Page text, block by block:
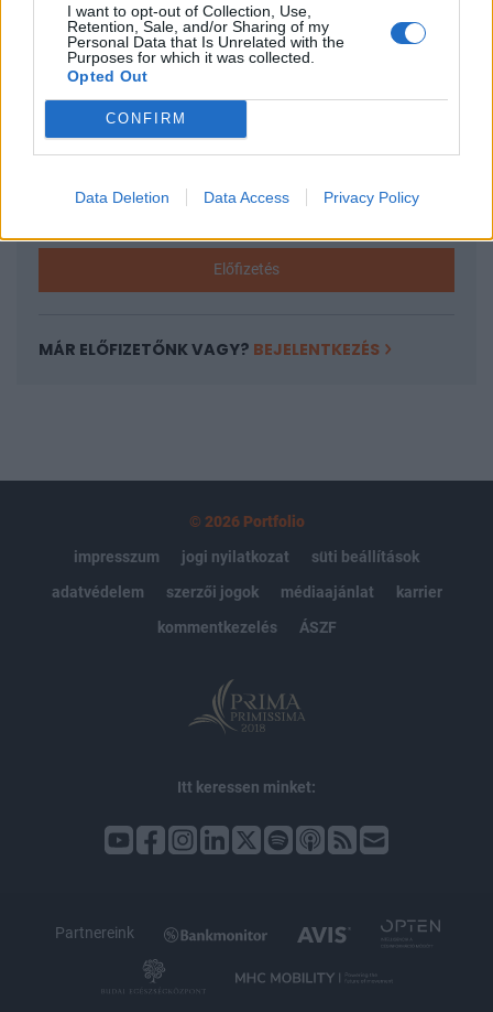
I want to opt-out of Collection, Use,
Retention, Sale, and/or Sharing of my
Personal Data that Is Unrelated with the
Purposes for which it was collected.
Opted Out
CONFIRM
Data Deletion Data Access Privacy Policy
A keresett cikk a portfolio.hu hírarchívumához
tartozik, melynek olvasása előfizetéses
regisztrációhoz kötött.
Az előfizetés a következőket tartalmazza:
Portfolio.hu teljes cikkarchívum
Kötéslisták: BÉT elmúlt 2 év napon belüli
Előfizetés
MÁR ELŐFIZETŐNK VAGY? BEJELENTKEZÉS
© 2026 Portfolio
impresszum
jogi nyilatkozat
süti beállítások
adatvédelem
szerzői jogok médiaajánlat
karrier
kommentkezelés
ÁSZF
Itt keressen minket:
Partnereink